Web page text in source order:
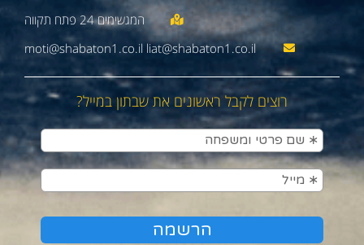
moti@shabaton1.co.il liat@shabaton1.co.il
רוצים לקבל ראשונים את שבתון במייל?